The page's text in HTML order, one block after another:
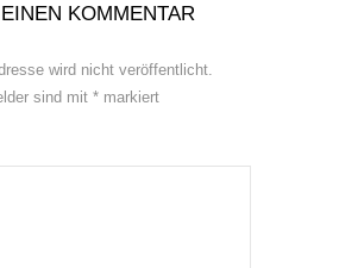
KOMMENTAR
wird nicht veröffentlicht.
sind mit * markiert